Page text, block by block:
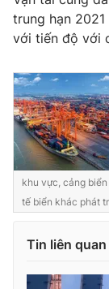
® Cấm sao chép
thông tin từ
trung hạn
với tiến độ với
khu vực, cảng
tế biển khác phát
Tin liên quan